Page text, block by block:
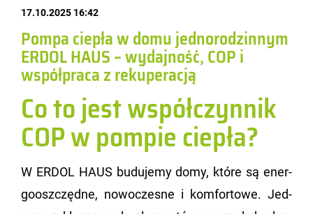
17.10.2025 16:42
Pompa ciepła w domu jednorodzinnym
ERDOL HAUS – wydajność, COP i
współpraca z rekuperacją
Co to jest współczynnik
COP w pompie ciepła?
W ERDOL HAUS bu­du­je­my domy, które są ener­
go­osz­częd­ne, no­wo­cze­sne i kom­for­to­we. Jed­